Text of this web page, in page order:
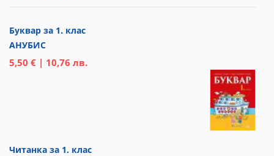
Буквар за 1. клас
АНУБИС
5,50 € | 10,76 лв.
Читанка за 1. клас